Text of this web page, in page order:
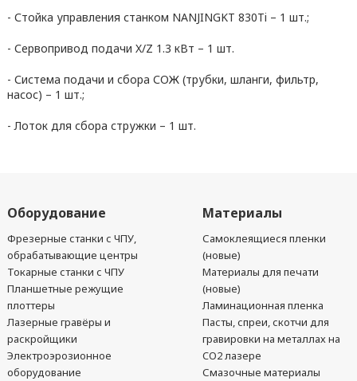
- Стойка управления станком NANJINGKT 830Ti – 1 шт.;
- Сервопривод подачи X/Z 1.3 кВт – 1 шт.
- Система подачи и сбора СОЖ (трубки, шланги, фильтр,
насос) – 1 шт.;
- Лоток для сбора стружки – 1 шт.
Оборудование
Фрезерные станки с ЧПУ,
обрабатывающие центры
Токарные станки с ЧПУ
Планшетные режущие
плоттеры
Лазерные гравёры и
раскройщики
Электроэрозионное
оборудование
Материалы
Самоклеящиеся пленки
(новые)
Материалы для печати
(новые)
Ламинационная пленка
Пасты, спреи, скотчи для
гравировки на металлах на
CO2 лазере
Смазочные материалы